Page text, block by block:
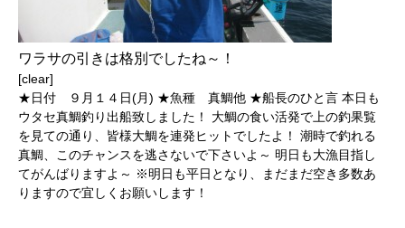
ワラサの引きは格別でしたね～！
[clear]
★日付 ９月１４日(月) ★魚種 真鯛他 ★船長のひと言 本日も
ウタセ真鯛釣り出船致しました！ 大鯛の食い活発で上の釣果覧
を見ての通り、皆様大鯛を連発ヒットでしたよ！ 潮時で釣れる
真鯛、このチャンスを逃さないで下さいよ～ 明日も大漁目指し
てがんばりますよ～ ※明日も平日となり、まだまだ空き多数あ
りますので宜しくお願いします！